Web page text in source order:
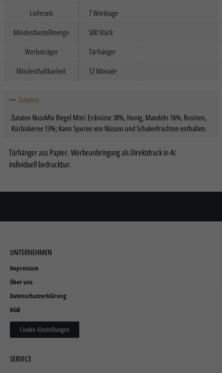
Lieferzeit
7 Werktage
Mindestbestellmenge
500 Stück
Werbeträger
Türhänger
Mindesthaltbarkeit
12 Monate
Zutaten
Zutaten NussMix Riegel Mini: Erdnüsse 38%, Honig, Mandeln 16%, Rosinen,
Kürbiskerne 13%; Kann Spuren von Nüssen und Schalenfrüchten enthalten.
Türhänger aus Papier. Werbeanbringung als Direktdruck in 4c
individuell bedruckbar.
UNTERNEHMEN
Impressum
Über uns
Datenschutzerklärung
AGB
Cookie-Einstellungen
SERVICE
auswählen.
Alle akzeptieren
Essenziell (2)
Essenzielle Cookies ermöglichen grundlegende Funktionen und sind für die
einwandfreie Funktion der Website erforderlich.
Cookie-Informationen anzeigen
Statistiken (2)
Cookie-Informationen anzeigen